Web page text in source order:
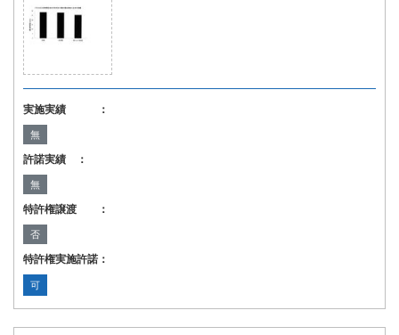
実施実績 ：
無
許諾実績 ：
無
特許権譲渡 ：
否
特許権実施許諾：
可